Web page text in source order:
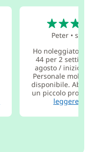
Peter •set
Ho noleggiato una
44 per 2
agosto / inizio
Personale molto
disponibile.
un piccolo
leggere di